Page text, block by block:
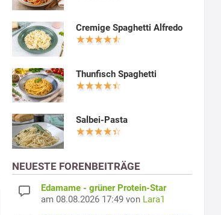
Cremige Spaghetti Alfredo
Thunfisch Spaghetti
Salbei-Pasta
NEUESTE FORENBEITRÄGE
Edamame - grüner Protein-Star
am 08.08.2026 17:49 von Lara1